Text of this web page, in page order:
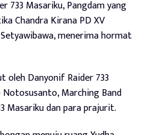
733 Masariku, Pangdam yang
Chandra Kirana PD XV
menerima hormat
oleh Danyonif Raider 733
Marching Band
Masariku dan para prajurit.